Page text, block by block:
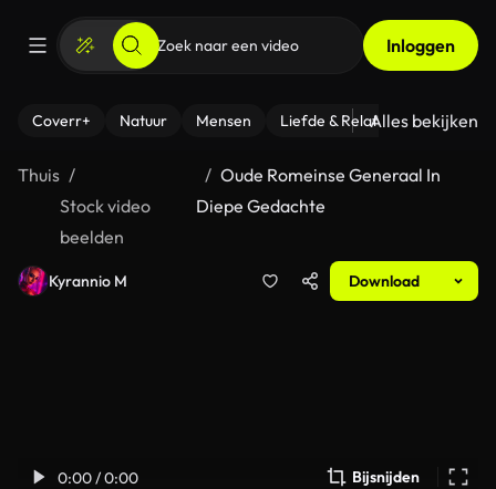
Inloggen
Coverr+ Natuur Mensen Liefde & Relaties - Fitness
Alles bekijken
Thuis
Stock video
beelden
Oude Romeinse Generaal In
Diepe Gedachte
Kyrannio M Download
0:00 / 0:00 Bijsnijden